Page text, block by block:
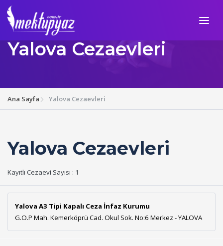
Yalova Cezaevleri
Ana Sayfa Yalova Cezaevleri
Yalova Cezaevleri
Kayıtlı Cezaevi Sayısı : 1
Yalova A3 Tipi Kapalı Ceza İnfaz Kurumu
G.O.P Mah. Kemerköprü Cad. Okul Sok. No:6 Merkez - YALOVA